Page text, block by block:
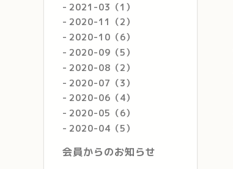
2021-03（1）
2020-11（2）
2020-10（6）
2020-09（5）
2020-08（2）
2020-07（3）
2020-06（4）
2020-05（6）
2020-04（5）
会員からのお知らせ